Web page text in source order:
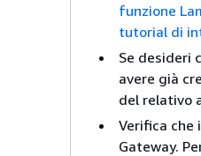
funzione
tutorial di
Se desideri
avere già
del relativo
Verifica che
Gateway.